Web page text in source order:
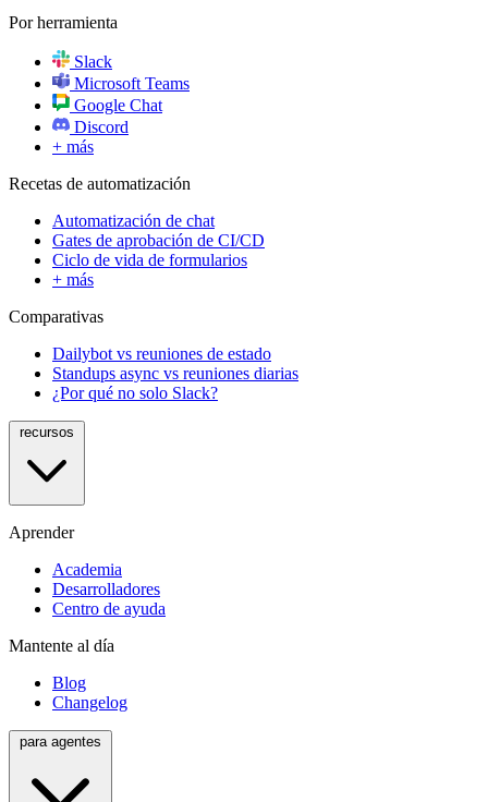
Por herramienta
Slack
Microsoft Teams
Google Chat
Discord
+ más
Recetas de automatización
Automatización de chat
Gates de aprobación de CI/CD
Ciclo de vida de formularios
+ más
Comparativas
Dailybot vs reuniones de estado
Standups async vs reuniones diarias
¿Por qué no solo Slack?
Aprender
Academia
Desarrolladores
Centro de ayuda
Mantente al día
Blog
Changelog